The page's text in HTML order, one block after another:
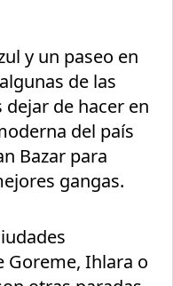
y un paseo en
de las
de hacer en
del país
Bazar para
gangas.
Goreme, Ihlara o